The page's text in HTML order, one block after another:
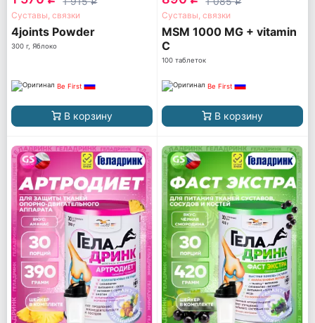
Суставы, связки
4joints Powder
300 г, Яблоко
Be First
В корзину
Суставы, связки
MSM 1000 MG + vitamin
C
100 таблеток
Be First
В корзину